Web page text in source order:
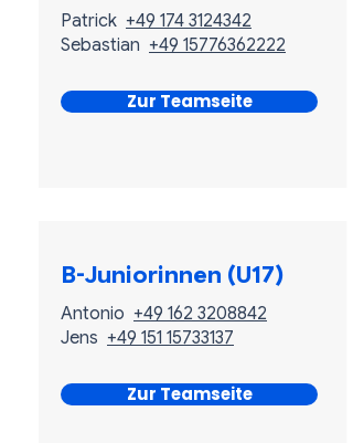
Patrick +49 174 3124342
Sebastian +49 15776362222
Zur Teamseite
B-Juniorinnen (U17)
Antonio +49 162 3208842
Jens +49 151 15733137
Zur Teamseite